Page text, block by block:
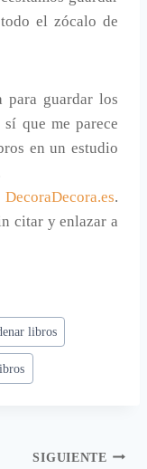
el zócalo de
para guardar los
que me parece
en un estudio
DecoraDecora.es.
citar y enlazar a
libros
SIGUIENTE